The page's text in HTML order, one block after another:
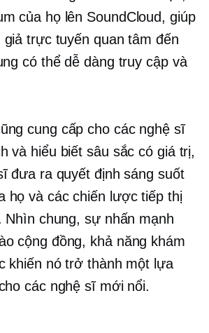
của họ lên SoundCloud, giúp
giả trực tuyến quan tâm đến
có thể dễ dàng truy cập và
cung cấp cho các nghệ sĩ
và hiểu biết sâu sắc có giá trị,
đưa ra quyết định sáng suốt
họ và các chiến lược tiếp thị
chung, sự nhấn mạnh
cộng đồng, khả năng khám
khiến nó trở thành một lựa
các nghệ sĩ mới nổi.